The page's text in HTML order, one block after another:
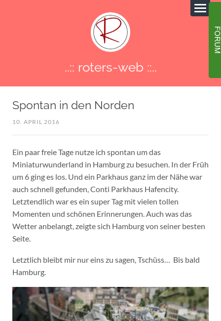
..:: roters-web ::..
Spontan in den Norden
10. APRIL 2016
Ein paar freie Tage nutze ich spontan um das
Miniaturwunderland in Hamburg zu besuchen. In der Früh
um 6 ging es los. Und ein Parkhaus ganz im der Nähe war
auch schnell gefunden, Conti Parkhaus Hafencity.
Letztendlich war es ein super Tag mit vielen tollen
Momenten und schönen Erinnerungen. Auch was das
Wetter anbelangt, zeigte sich Hamburg von seiner besten
Seite.
Letztlich bleibt mir nur eins zu sagen, Tschüss… Bis bald
Hamburg.